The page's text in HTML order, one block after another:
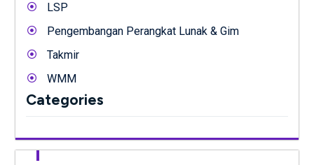
LSP
Pengembangan Perangkat Lunak & Gim
Takmir
WMM
Categories